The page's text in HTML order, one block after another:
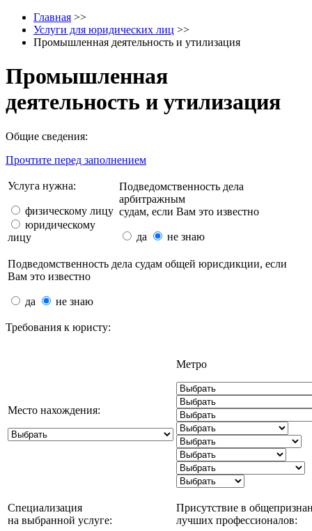
Главная >>
Услуги для юридических лиц >>
Промышленная деятельность и утилизация
Промышленная
деятельность и утилизация
Общие сведения:
Прочтите перед заполнением
Услуга нужна:
физическому лицу
юридическому
лицу
Подведомственность дела
арбитражным
судам, если Вам это известно
да не знаю
Подведомственность дела судам общей юрисдикции, если
Вам это известно
да не знаю
Требования к юристу:
Место нахождения:
Метро
Специализация
на выбранной услуге:
Присутствие в
лучших профессионалов: